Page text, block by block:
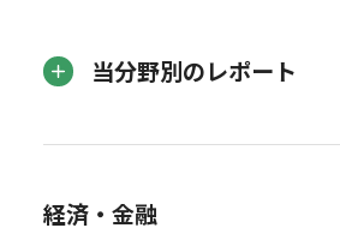
当分野別のレポート
経済・金融